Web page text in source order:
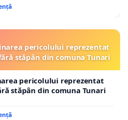
pericolului reprezentat
stăpân din comuna Tunari
pericolului reprezentat
stăpân din comuna Tunari